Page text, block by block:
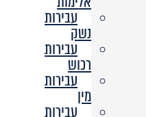
עבירות
נשק
עבירות
רכוש
עבירות
מין
עבירות